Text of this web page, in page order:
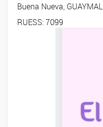
Buena Nueva,
RUESS: 7099